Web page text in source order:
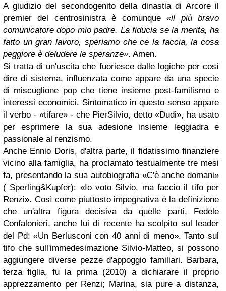
A giudizio del secondogenito della dinastia di Arcore il
premier del centrosinistra è comunque«il più bravo
comunicatore dopo mio padre. La fiducia se la merita, ha
fatto un gran lavoro, speriamo che ce la faccia, la cosa
peggiore è deludere le speranze». Amen.
Si tratta di un'uscita che fuoriesce dalle logiche per così
dire di sistema, influenzata come appare da una specie
di miscuglione pop che tiene insieme post-familismo e
interessi economici. Sintomatico in questo senso appare
il verbo - «tifare» - che PierSilvio, detto «Dudi», ha usato
per esprimere la sua adesione insieme leggiadra e
passionale al renzismo.
Anche Ennio Doris, d'altra parte, il fidatissimo finanziere
vicino alla famiglia, ha proclamato testualmente tre mesi
fa, presentando la sua autobiografia «C'è anche domani»
( Sperling&Kupfer): «Io voto Silvio, ma faccio il tifo per
Renzi». Così come piuttosto impegnativa è la definizione
che un'altra figura decisiva da quelle parti, Fedele
Confalonieri, anche lui di recente ha scolpito sul leader
del Pd: «Un Berlusconi con 40 anni di meno». Tanto sul
tifo che sull'immedesimazione Silvio-Matteo, si possono
aggiungere diverse pezze d'appoggio familiari. Barbara,
terza figlia, fu la prima (2010) a dichiarare il proprio
apprezzamento per Renzi; Marina, sia pure a distanza,